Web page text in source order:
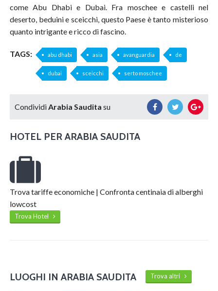
come Abu Dhabi e Dubai. Fra moschee e castelli nel
deserto, beduini e sceicchi, questo Paese è tanto misterioso
quanto intrigante e ricco di fascino.
TAGS: abu dhabi asia avanguardia de
dubai sceicchi serto moschee
Condividi Arabia Saudita su
HOTEL PER ARABIA SAUDITA
Trova tariffe economiche | Confronta centinaia di alberghi
lowcost
Trova Hotel
LUOGHI IN ARABIA SAUDITA Trova altri